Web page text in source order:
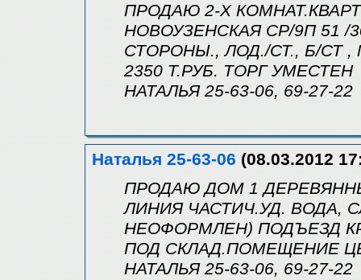
ПРОДАЮ 2-Х
НОВОУЗЕНСКАЯ СР/9П 51 /
СТОРОНЫ., ЛОД./СТ., Б/СТ
2350 Т.РУБ. ТОРГ УМЕСТЕН
НАТАЛЬЯ 25-63-06, 69-27-22
Наталья 25-63-06 (08.03.2012
ПРОДАЮ ДОМ 1
ЛИНИЯ ЧАСТИЧ.УД. ВОДА,
НЕОФОРМЛЕН) ПОДЪЕЗД
ПОД СКЛАД.ПОМЕЩЕНИЕ
НАТАЛЬЯ 25-63-06, 69-27-22